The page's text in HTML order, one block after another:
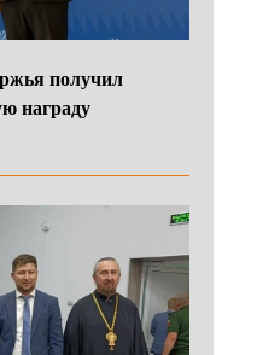
получил
награду